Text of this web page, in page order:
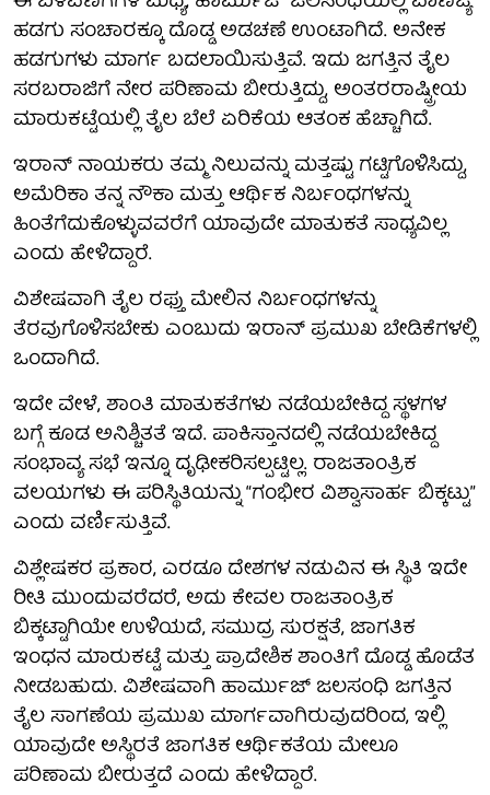
ಹಡಗು ಸಂಚಾರಕ್ಕೂ ದೊಡ್ಡ ಅಡಚಣೆ ಉಂಟಾಗಿದೆ. ಅನೇಕ
ಹಡಗುಗಳು ಮಾರ್ಗ ಬದಲಾಯಿಸುತ್ತಿವೆ. ಇದು ಜಗತ್ತಿನ ತೈಲ
ಸರಬರಾಜಿಗೆ ನೇರ ಪರಿಣಾಮ ಬೀರುತ್ತಿದ್ದು, ಅಂತರರಾಷ್ಟ್ರೀಯ
ಮಾರುಕಟ್ಟೆಯಲ್ಲಿ ತೈಲ ಬೆಲೆ ಏರಿಕೆಯ ಆತಂಕ ಹೆಚ್ಚಾಗಿದೆ.
ಇರಾನ್ ನಾಯಕರು ತಮ್ಮ ನಿಲುವನ್ನು ಮತ್ತಷ್ಟು ಗಟ್ಟಿಗೊಳಿಸಿದ್ದು,
ಅಮೆರಿಕಾ ತನ್ನ ನೌಕಾ ಮತ್ತು ಆರ್ಥಿಕ ನಿರ್ಬಂಧಗಳನ್ನು
ಹಿಂತೆಗೆದುಕೊಳ್ಳುವವರೆಗೆ ಯಾವುದೇ ಮಾತುಕತೆ ಸಾಧ್ಯವಿಲ್ಲ
ಎಂದು ಹೇಳಿದ್ದಾರೆ.
ವಿಶೇಷವಾಗಿ ತೈಲ ರಫ್ತು ಮೇಲಿನ ನಿರ್ಬಂಧಗಳನ್ನು
ತೆರವುಗೊಳಿಸಬೇಕು ಎಂಬುದು ಇರಾನ್ ಪ್ರಮುಖ ಬೇಡಿಕೆಗಳಲ್ಲಿ
ಒಂದಾಗಿದೆ.
ಇದೇ ವೇಳೆ, ಶಾಂತಿ ಮಾತುಕತೆಗಳು ನಡೆಯಬೇಕಿದ್ದ ಸ್ಥಳಗಳ
ಬಗ್ಗೆ ಕೂಡ ಅನಿಶ್ಚಿತತೆ ಇದೆ. ಪಾಕಿಸ್ತಾನದಲ್ಲಿ ನಡೆಯಬೇಕಿದ್ದ
ಸಂಭಾವ್ಯ ಸಭೆ ಇನ್ನೂ ದೃಢೀಕರಿಸಲ್ಪಟ್ಟಿಲ್ಲ. ರಾಜತಾಂತ್ರಿಕ
ವಲಯಗಳು ಈ ಪರಿಸ್ಥಿತಿಯನ್ನು “ಗಂಭೀರ ವಿಶ್ವಾಸಾರ್ಹ ಬಿಕ್ಕಟ್ಟು”
ಎಂದು ವರ್ಣಿಸುತ್ತಿವೆ.
ವಿಶ್ಲೇಷಕರ ಪ್ರಕಾರ, ಎರಡೂ ದೇಶಗಳ ನಡುವಿನ ಈ ಸ್ಥಿತಿ ಇದೇ
ರೀತಿ ಮುಂದುವರೆದರೆ, ಅದು ಕೇವಲ ರಾಜತಾಂತ್ರಿಕ
ಬಿಕ್ಕಟ್ಟಾಗಿಯೇ ಉಳಿಯದೆ, ಸಮುದ್ರ ಸುರಕ್ಷತೆ, ಜಾಗತಿಕ
ಇಂಧನ ಮಾರುಕಟ್ಟೆ ಮತ್ತು ಪ್ರಾದೇಶಿಕ ಶಾಂತಿಗೆ ದೊಡ್ಡ ಹೊಡೆತ
ನೀಡಬಹುದು. ವಿಶೇಷವಾಗಿ ಹಾರ್ಮುಜ್ ಜಲಸಂಧಿ ಜಗತ್ತಿನ
ತೈಲ ಸಾಗಣೆಯ ಪ್ರಮುಖ ಮಾರ್ಗವಾಗಿರುವುದರಿಂದ, ಇಲ್ಲಿ
ಯಾವುದೇ ಅಸ್ಥಿರತೆ ಜಾಗತಿಕ ಆರ್ಥಿಕತೆಯ ಮೇಲೂ
ಪರಿಣಾಮ ಬೀರುತ್ತದೆ ಎಂದು ಹೇಳಿದ್ದಾರೆ.